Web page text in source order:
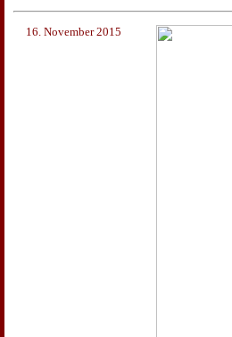
16. November 2015